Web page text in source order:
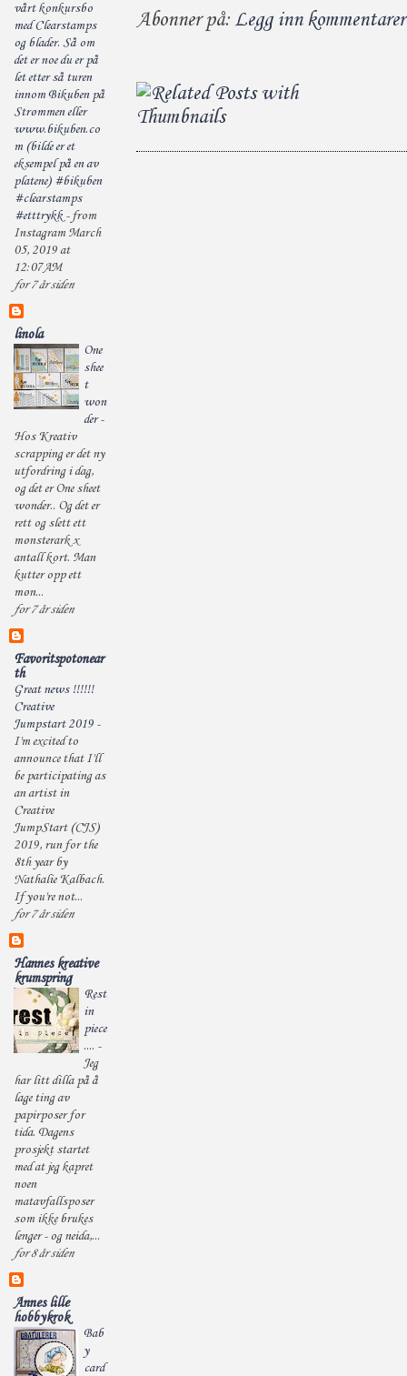
vårt konkursbo
med Clearstamps
og blader. Så om
det er noe du er på
let etter så turen
innom Bikuben på
Strømmen eller
www.bikuben.co
m (bilde er et
eksempel på en av
platene) #bikuben
#clearstamps
#etttrykk -from
Instagram March
05, 2019 at
12:07AM
for 7 år siden
linola
One
shee
t
won
der-
Hos Kreativ
scrapping er det ny
utfordring i dag,
og det er One sheet
wonder.. Og det er
rett og slett ett
mønsterark x
antall kort. Man
kutter opp ett
møn...
for 7 år siden
Favoritspotonear
th
Great news !!!!!!
Creative
Jumpstart 2019 -
I'm excited to
announce that I'll
be participating as
an artist in
Creative
JumpStart (CJS)
2019, run for the
8th year by
Nathalie Kalbach.
If you're not...
for 7 år siden
Hannes kreative
krumspring
Rest
in
piece
.... -
Jeg
har litt dilla på å
lage ting av
papirposer for
tida. Dagens
prosjekt startet
med at jeg kapret
noen
matavfallsposer
som ikke brukes
lenger - og neida,...
for 8 år siden
Annes lille
hobbykrok
Bab
y
card
Abonner på: Legg inn